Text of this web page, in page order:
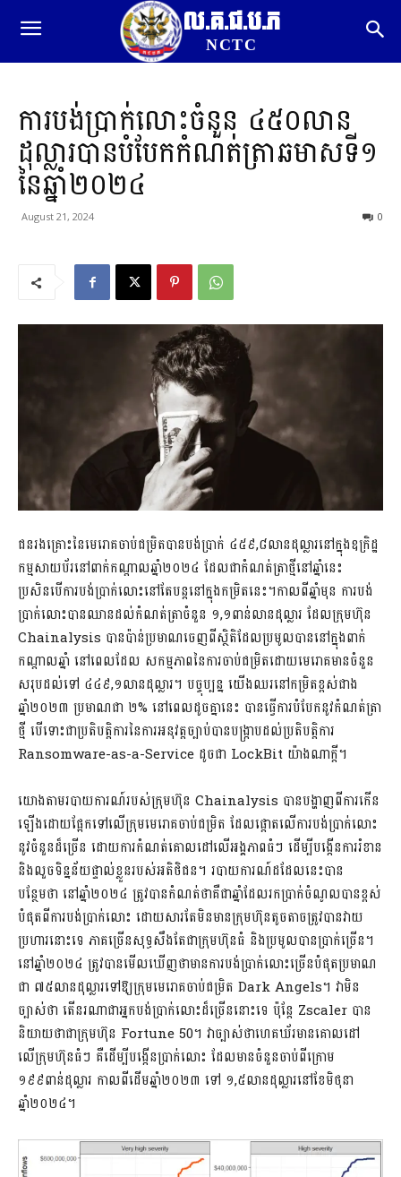
ល.គ.ជ.ប.ភ
NCTC
ការបង់ប្រាក់លោះចំនួន ៤៥០លាន
ដុល្លារបានបំបែកកំណត់ត្រាឆមាសទី១
នៃឆ្នាំ២០២៤
August 21, 2024 0
ជនរងគ្រោះនៃមេរោគចាប់ជម្រិតបានបង់ប្រាក់ ៤៥៩,៨លានដុល្លារនៅក្នុងឧក្រិដ្ឋ
កម្មសាយប័រនៅពាក់កណ្តាលឆ្នាំ២០២៤ ដែលជាកំណត់ត្រាថ្មីនៅឆ្នាំនេះ
ប្រសិនបើការបង់ប្រាក់លោះនៅតែបន្តនៅក្នុងកម្រិតនេះ។កាលពីឆ្នាំមុន ការបង់
ប្រាក់លោះបានឈានដល់កំណត់ត្រាចំនួន ១,១ពាន់លានដុល្លារ ដែលក្រុមហ៊ុន
Chainalysis បានប៉ាន់ប្រមាណចេញពីស្ថិតិដែលប្រមូលបាននៅក្នុងពាក់
កណ្តាលឆ្នាំ នៅពេលដែល សកម្មភាពនៃការចាប់ជម្រិតដោយមេរោគមានចំនួន
សរុបដល់ទៅ ៤៤៩,១លានដុល្លារ។ បច្ចុប្បន្ន យើងឈរនៅកម្រិតខ្ពស់ជាង
ឆ្នាំ២០២៣ ប្រមាណជា ២% នៅពេលដូចគ្នានេះ បានធ្វើការបំបែកនូវកំណត់ត្រា
ថ្មី បើទោះជាប្រតិបត្តិការនៃការអនុវត្តច្បាប់បានបង្រ្កាបដល់ប្រតិបត្តិការ
Ransomware-as-a-Service ដូចជា LockBit យ៉ាងណាក្តី។
យោងតាមរបាយការណ៍របស់ក្រុមហ៊ុន Chainalysis បានបង្ហាញពីការកើន
ឡើងដោយផ្អែកទៅលើក្រុមមេរោគចាប់ជម្រិត ដែលផ្តោតលើការបង់ប្រាក់លោះ
នូវចំនួនដ៏ច្រើន ដោយការកំណត់គោលដៅលើអង្គភាពធំៗ ដើម្បីបង្កើនការរំខាន
និងលួចទិន្នន័យផ្ទាល់ខ្លួនរបស់អតិថិជន។ របាយការណ៍ដដែលនេះបាន
បន្ថែមថា នៅឆ្នាំ២០២៤ ត្រូវបានកំណត់ថាគឺជាឆ្នាំដែលរកប្រាក់ចំណូលបានខ្ពស់
បំផុតពីការបង់ប្រាក់លោះ ដោយសារតែមិនមានក្រុមហ៊ុនតូចតាចត្រូវបានវាយ
ប្រហារនោះទេ ភាគច្រើនសុទ្ធសឹងតែជាក្រុមហ៊ុនធំ និងប្រមូលបានប្រាក់ច្រើន។
នៅឆ្នាំ២០២៤ ត្រូវបានមើលឃើញថាមានការបង់ប្រាក់លោះច្រើនបំផុតប្រមាណ
ជា ៧៥លានដុល្លារទៅឱ្យក្រុមមេរោគចាប់ជម្រិត Dark Angels។ វាមិន
ច្បាស់ថា តើនរណាជាអ្នកបង់ប្រាក់លោះដ៏ច្រើននោះទេ ប៉ុន្តែ Zscaler បាន
និយាយថាជាក្រុមហ៊ុន Fortune 50។ វាច្បាស់ថាហេគឃ័រមានគោលដៅ
លើក្រុមហ៊ុនធំៗ គឺដើម្បីបង្កើនប្រាក់លោះ ដែលមានចំនួនចាប់ពីក្រោម
១៩៩ពាន់ដុល្លារ កាលពីដើមឆ្នាំ២០២៣ ទៅ ១,៥លានដុល្លារនៅខែមិថុនា
ឆ្នាំ២០២៤។